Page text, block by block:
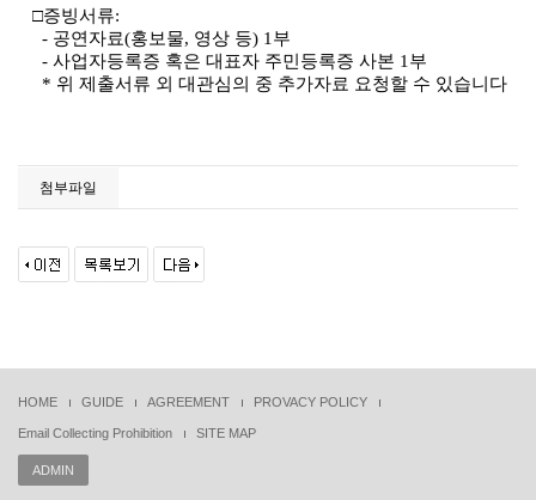
□증빙서류:
- 공연자료(홍보물, 영상 등) 1 부
- 사업자등록증 혹은 대표자 주민등록증 사본 1 부
* 위 제출서류 외 대관심의 중 추가자료 요청할 수 있습니다
첨부파일
HOME GUIDE AGREEMENT PROVACY POLICY
Email Collecting Prohibition SITE MAP
ADMIN